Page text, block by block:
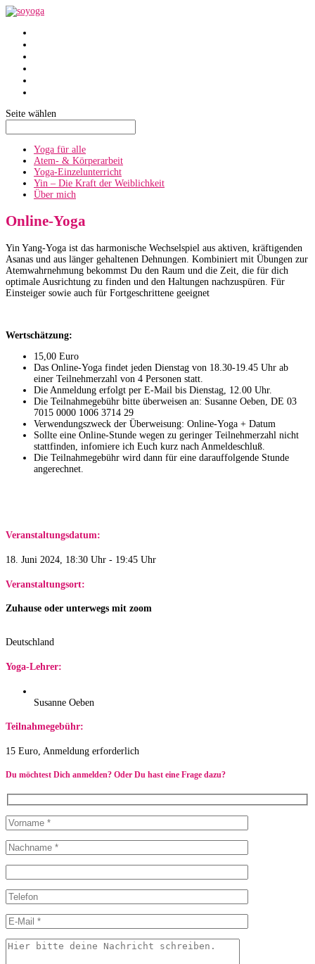
Seite wählen
Yoga für alle
Atem- & Körperarbeit
Yoga-Einzelunterricht
Yin – Die Kraft der Weiblichkeit
Über mich
Online-Yoga
Yin Yang-Yoga ist das harmonische Wechselspiel aus aktiven, kräftigenden
Asanas und aus länger gehaltenen Dehnungen. Kombiniert mit Übungen zur
Atemwahrnehmung bekommst Du den Raum und die Zeit, die für dich
optimale Ausrichtung zu finden und den Haltungen nachzuspüren. Für
Einsteiger sowie auch für Fortgeschrittene geeignet
Wertschätzung:
15,00 Euro
Das Online-Yoga findet jeden Dienstag von 18.30-19.45 Uhr ab
einer Teilnehmerzahl von 4 Personen statt.
Die Anmeldung erfolgt per E-Mail bis Dienstag, 12.00 Uhr.
Die Teilnahmegebühr bitte überweisen an: Susanne Oeben, DE 03
7015 0000 1006 3714 29​
Verwendungszweck der Überweisung: Online-Yoga + Datum
Sollte eine Online-Stunde wegen zu geringer Teilnehmerzahl nicht
stattfinden, infomiere ich Euch kurz nach Anmeldeschluß.
Die Teilnahmegebühr wird dann für eine darauffolgende Stunde
angerechnet.
Veranstaltungsdatum:
18. Juni 2024, 18:30 Uhr - 19:45 Uhr
Veranstaltungsort:
Zuhause oder unterwegs mit zoom
Deutschland
Yoga-Lehrer:
Susanne Oeben
Teilnahmegebühr:
15 Euro, Anmeldung erforderlich
Du möchtest Dich anmelden? Oder Du hast eine Frage dazu?